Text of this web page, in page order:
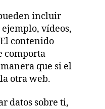
incluir
vídeos,
contenido
comporta
que si el
otra web.
datos sobre ti,